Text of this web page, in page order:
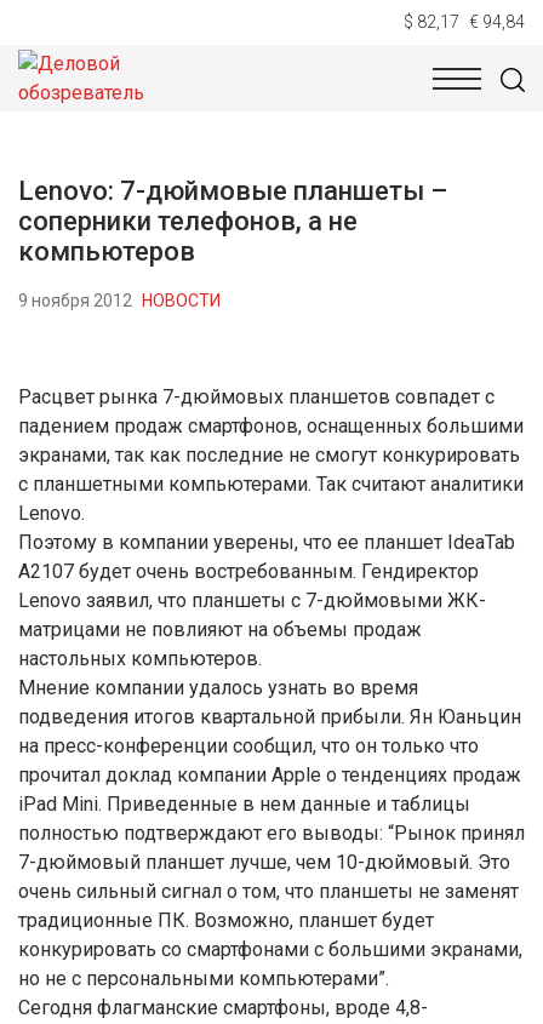
$ 82,17 € 94,84
НОВОСТИ
Lenovo: 7-дюймовые планшеты –
соперники телефонов, а не
компьютеров
9 ноября 2012 НОВОСТИ
Расцвет рынка 7-дюймовых планшетов совпадет с
падением продаж смартфонов, оснащенных большими
экранами, так как последние не смогут конкурировать
с планшетными компьютерами. Так считают аналитики
Lenovo.
Поэтому в компании уверены, что ее планшет IdeaTab
A2107 будет очень востребованным. Гендиректор
Lenovo заявил, что планшеты с 7-дюймовыми ЖК-
матрицами не повлияют на объемы продаж
настольных компьютеров.
Мнение компании удалось узнать во время
подведения итогов квартальной прибыли. Ян Юаньцин
на пресс-конференции сообщил, что он только что
прочитал доклад компании Apple о тенденциях продаж
iPad Mini. Приведенные в нем данные и таблицы
полностью подтверждают его выводы: “Рынок принял
7-дюймовый планшет лучше, чем 10-дюймовый. Это
очень сильный сигнал о том, что планшеты не заменят
традиционные ПК. Возможно, планшет будет
конкурировать со смартфонами с большими экранами,
но не с персональными компьютерами”.
Сегодня флагманские смартфоны, вроде 4,8-